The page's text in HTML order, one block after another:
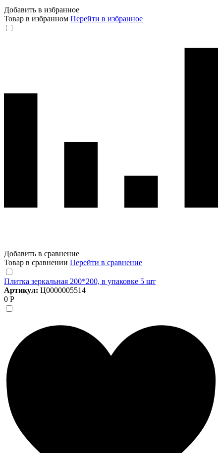
Добавить в избранное
Товар в избранном Перейти в избранное
Добавить в сравнение
Товар в сравнении Перейти в сравнение
Плитка зеркальная 200*200, в упаковке 5 шт
Артикул: Ц0000005514
0 Р